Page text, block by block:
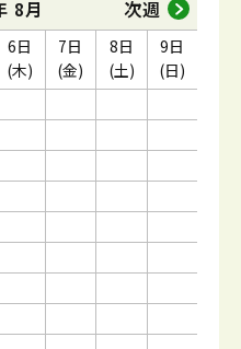
8月 次週
6日
(木)
7日
(金)
8日
(土)
9日
(日)